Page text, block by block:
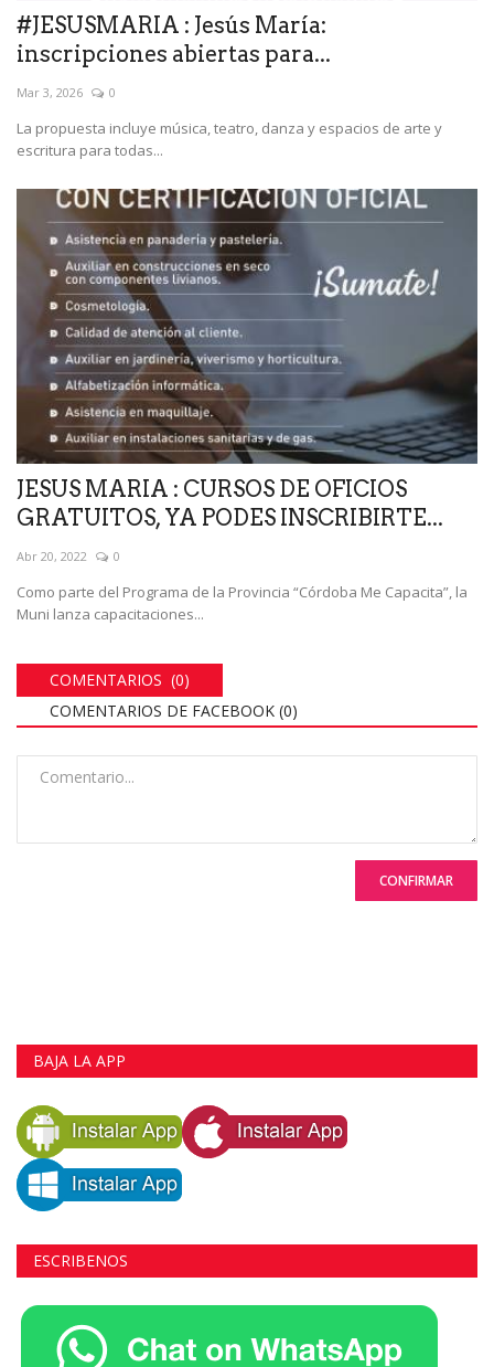
#JESUSMARIA : Jesús María:
inscripciones abiertas para...
Mar 3, 2026 0
La propuesta incluye música, teatro, danza y espacios de arte y
escritura para todas...
JESUS MARIA : CURSOS DE OFICIOS
GRATUITOS, YA PODES INSCRIBIRTE...
Abr 20, 2022 0
Como parte del Programa de la Provincia “Córdoba Me Capacita”, la
Muni lanza capacitaciones...
COMENTARIOS (0)
COMENTARIOS DE FACEBOOK (0)
CONFIRMAR
BAJA LA APP
ESCRIBENOS